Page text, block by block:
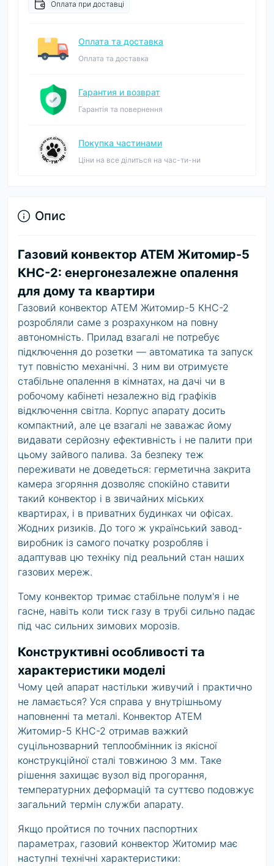
Оплата при доставці
Оплата та доставка
Оплата та доставка
Гарантия и возврат
Гарантія та повернення
Покупка частинами
Ціни на все ділиться на час-ти-ни
Опис
Газовий конвектор АТЕМ Житомир-5
КНС-2: енергонезалежне опалення
для дому та квартири
Газовий конвектор АТЕМ Житомир-5 КНС-2
розробляли саме з розрахунком на повну
автономність. Прилад взагалі не потребує
підключення до розетки — автоматика та запуск
тут повністю механічні. З ним ви отримуєте
стабільне опалення в кімнатах, на дачі чи в
робочому кабінеті незалежно від графіків
відключення світла. Корпус апарату досить
компактний, але це взагалі не заважає йому
видавати серйозну ефективність і не палити при
цьому зайвого палива. За безпеку теж
переживати не доведеться: герметична закрита
камера згоряння дозволяє спокійно ставити
такий конвектор і в звичайних міських
квартирах, і в приватних будинках чи офісах.
Жодних ризиків. До того ж український завод-
виробник із самого початку розробляв і
адаптував цю техніку під реальний стан наших
газових мереж.
Тому конвектор тримає стабільне полум'я і не
гасне, навіть коли тиск газу в трубі сильно падає
під час сильних зимових морозів.
Конструктивні особливості та
характеристики моделі
Чому цей апарат настільки живучий і практично
не ламається? Уся справа у внутрішньому
наповненні та металі. Конвектор АТЕМ
Житомир-5 КНС-2 отримав важкий
суцільнозварний теплообмінник із якісної
конструкційної сталі товжиною 3 мм. Таке
рішення захищає вузол від прогорання,
температурних деформацій та суттєво подовжує
загальний термін служби апарату.
Якщо пройтися по точних паспортних
параметрах, газовий конвектор Житомир має
наступні технічні характеристики: